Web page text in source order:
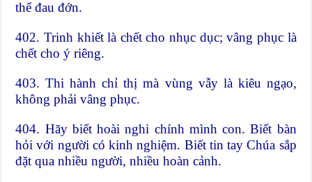
thể đau đớn.
402. Trinh khiết là chết cho nhục dục; vâng phục là
chết cho ý riêng.
403. Thi hành chỉ thị mà vùng vẫy là kiêu ngạo,
không phải vâng phục.
404. Hãy biết hoài nghi chính mình con. Biết bàn
hỏi với người có kinh nghiệm. Biết tin tay Chúa sắp
đặt qua nhiều người, nhiều hoàn cảnh.